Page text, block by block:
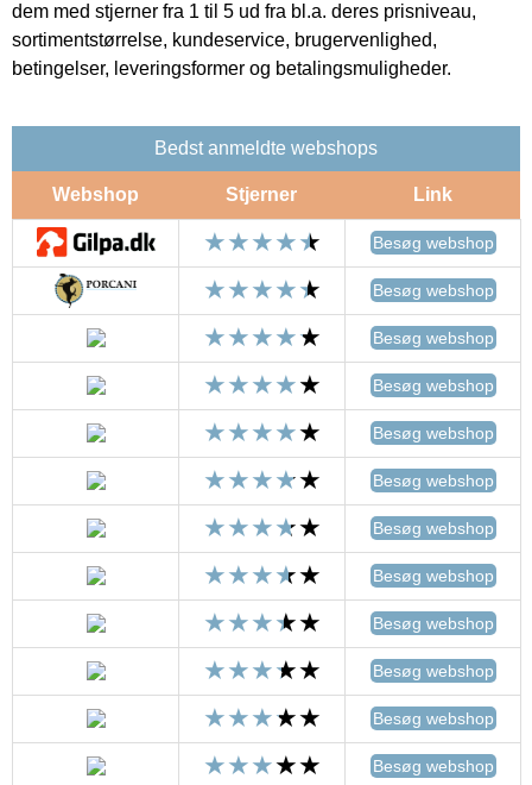
dem med stjerner fra 1 til 5 ud fra bl.a. deres prisniveau,
sortimentstørrelse, kundeservice, brugervenlighed,
betingelser, leveringsformer og betalingsmuligheder.
Bedst anmeldte webshops
Webshop Stjerner Link
Besøg webshop
Besøg webshop
Besøg webshop
Besøg webshop
Besøg webshop
Besøg webshop
Besøg webshop
Besøg webshop
Besøg webshop
Besøg webshop
Besøg webshop
Besøg webshop